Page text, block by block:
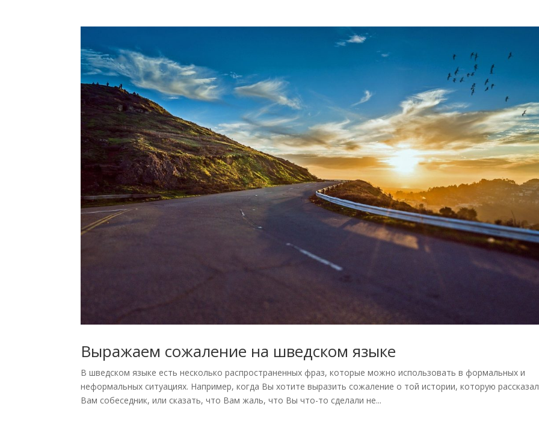
Выражаем сожаление на шведском языке
В шведском языке есть несколько распространенных фраз, которые можно использовать в формальных и
неформальных ситуациях. Например, когда Вы хотите выразить сожаление о той истории, которую рассказал
Вам собеседник, или сказать, что Вам жаль, что Вы что-то сделали не...